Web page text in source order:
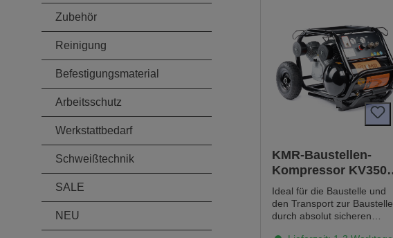
Zubehör
Reinigung
Befestigungsmaterial
Arbeitsschutz
Werkstattbedarf
Schweißtechnik
SALE
NEU
KMR-Baustellen-
Kompressor KV350-
15 (12400159)
Ideal für die Baustelle und
den Transport zur Baustelle
durch absolut sicheren